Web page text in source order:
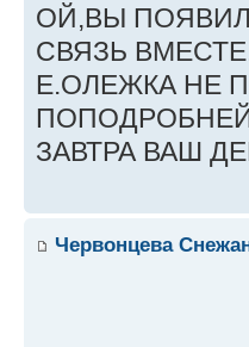
ОЙ,ВЫ
СВЯЗЬ
Е.ОЛЕЖКА НЕ
ЗАВТРА ВАШ
Червонцева